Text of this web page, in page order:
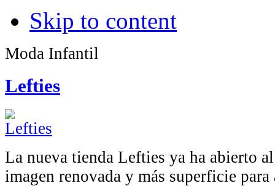
Skip to content
Moda Infantil
Lefties
La nueva tienda Lefties ya ha abierto
imagen renovada y más superficie